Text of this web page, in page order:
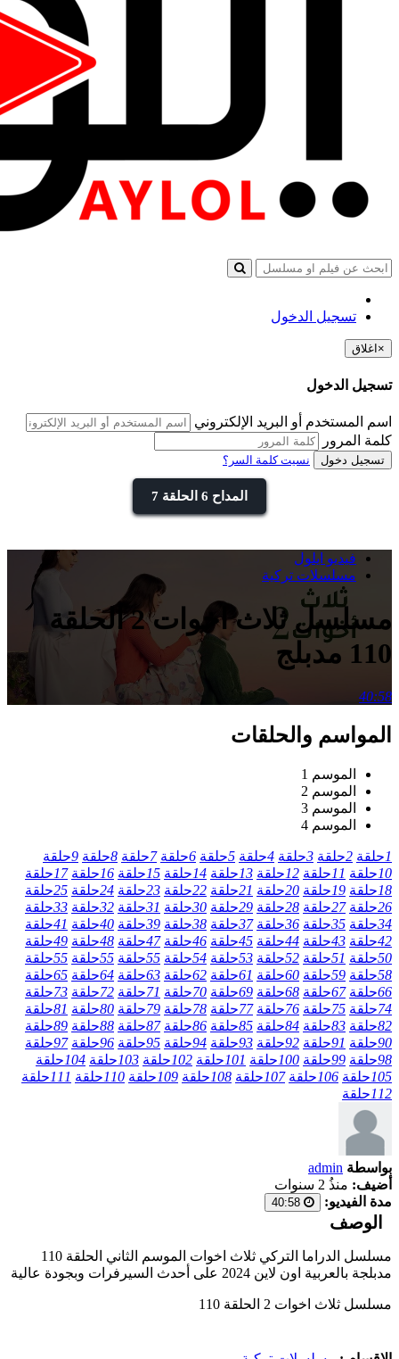
تسجيل الدخول
× اغلاق
تسجيل الدخول
اسم المستخدم أو البريد الإلكتروني
كلمة المرور
تسجيل دخول نسيت كلمة السر؟
المداح 6 الحلقة 7
فيديو ايلول
مسلسلات تركية
مسلسل ثلاث اخوات 2 الحلقة
110 مدبلج
40:58
المواسم والحلقات
الموسم 1
الموسم 2
الموسم 3
الموسم 4
1حلقة 2حلقة 3حلقة 4حلقة 5حلقة 6حلقة 7حلقة 8حلقة 9حلقة
10حلقة 11حلقة 12حلقة 13حلقة 14حلقة 15حلقة 16حلقة 17حلقة
18حلقة 19حلقة 20حلقة 21حلقة 22حلقة 23حلقة 24حلقة 25حلقة
26حلقة 27حلقة 28حلقة 29حلقة 30حلقة 31حلقة 32حلقة 33حلقة
34حلقة 35حلقة 36حلقة 37حلقة 38حلقة 39حلقة 40حلقة 41حلقة
42حلقة 43حلقة 44حلقة 45حلقة 46حلقة 47حلقة 48حلقة 49حلقة
50حلقة 51حلقة 52حلقة 53حلقة 54حلقة 55حلقة 55حلقة 55حلقة
58حلقة 59حلقة 60حلقة 61حلقة 62حلقة 63حلقة 64حلقة 65حلقة
66حلقة 67حلقة 68حلقة 69حلقة 70حلقة 71حلقة 72حلقة 73حلقة
74حلقة 75حلقة 76حلقة 77حلقة 78حلقة 79حلقة 80حلقة 81حلقة
82حلقة 83حلقة 84حلقة 85حلقة 86حلقة 87حلقة 88حلقة 89حلقة
90حلقة 91حلقة 92حلقة 93حلقة 94حلقة 95حلقة 96حلقة 97حلقة
98حلقة 99حلقة 100حلقة 101حلقة 102حلقة 103حلقة 104حلقة
105حلقة 106حلقة 107حلقة 108حلقة 109حلقة 110حلقة 111حلقة
112حلقة
بواسطة admin
أضيف: منذُ 2 سنوات
مدة الفيديو:
الوصف
مسلسل الدراما التركي ثلاث اخوات الموسم الثاني الحلقة 110
مدبلجة بالعربية اون لاين 2024 على أحدث السيرفرات وبجودة عالية
مسلسل ثلاث اخوات 2 الحلقة 110